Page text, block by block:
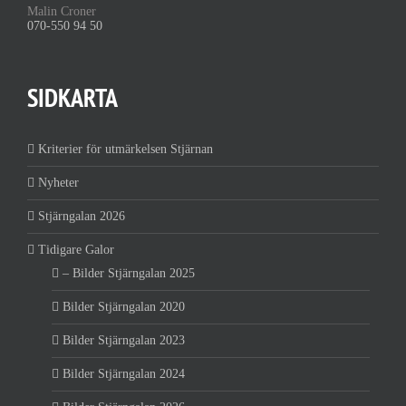
Malin Croner
070-550 94 50
SIDKARTA
Kriterier för utmärkelsen Stjärnan
Nyheter
Stjärngalan 2026
Tidigare Galor
– Bilder Stjärngalan 2025
Bilder Stjärngalan 2020
Bilder Stjärngalan 2023
Bilder Stjärngalan 2024